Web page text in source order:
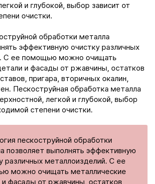
и глубокой, выбор зависит от
очистки.
обработки металла
эффективную очистку различных
С ее помощью можно очищать
и фасады от ржавчины, остатков
пригара, вторичных окалин,
Пескоструйная обработка металла
легкой и глубокой, выбор
степени очистки.
пескоструйной обработки
позволяет выполнять эффективную
различных металлоизделий. С ее
можно очищать металлические
и фасады от ржавчины, остатков